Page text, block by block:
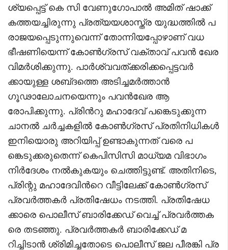
ശ്യപ്പെട്ട് കെ സി വേണുഗോപാൽ അമിത് ഷാക്ക്
കത്തയച്ചിരുന്നു പ്രത്യയശാസ്ത്ര യുദ്ധത്തിൽ പ
രാജയപ്പെടുന്നുവെന്ന് തോന്നിയപ്പോഴാണ് വധ
ഭീഷണിയെന്ന് കോൺഗ്രസ് വക്‌താവ് പവൻ ഖേര
വിമര്‍ശിക്കുന്നു. പാർശ്വവത്ക്കരിക്കപ്പെട്ടവർ
ക്കായുള്ള ശബ്‌ദത്തെ അടിച്ചമർത്താൻ
ഗൂഢാലോചനയെന്നും പവൻഖേര ആ
രോപിക്കുന്നു. പ്രിന്‍റു മഹാദേവ് പങ്കെടുക്കുന്ന
ചാനല്‍ ചര്‍ച്ചകളില്‍ കോണ്‍ഗ്രസ് പ്രതിനിധികള്‍
ഇനിയൊരു അറിയിപ്പ് ഉണ്ടാകുന്നത് വരെ പ
ങ്കെടുക്കരുതെന്ന് കെപിസിസി മാധ്യമ വിഭാഗം
നിര്‍ദേശം നല്‍കുകയും ചെത്തിട്ടുണ്ട്. അതിനിടെ,
പ്രിന്റു മഹാദേവിന്‍റെ വീട്ടിലേക്ക് കോണ്‍ഗ്രസ്
പ്രവര്‍ത്തകര്‍ പ്രതിഷേധം നടത്തി. പ്രതിഷേധ
ക്കാരെ പൊലീസ് ബാരിക്കേഡ് വെച്ച് പ്രവർത്തക
രെ തടഞ്ഞു. പ്രവർത്തകർ ബാരിക്കേഡ് മ
റിച്ചിടാന്‍ ശ്രിമിച്ചതോടെ പൊലീസ് ജല പീരങ്കി പ്ര